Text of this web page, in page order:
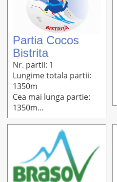
Partia Cocos
Bistrita
Nr. partii: 1
Lungime totala partii:
1350m
Cea mai lunga partie:
1350m
Altitudine: 686m-415m